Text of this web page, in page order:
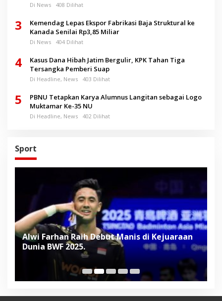
Di News 408 Dilihat
3
Kemendag Lepas Ekspor Fabrikasi Baja Struktural ke
Kanada Senilai Rp3,85 Miliar
Di News 404 Dilihat
4
Kasus Dana Hibah Jatim Bergulir, KPK Tahan Tiga
Tersangka Pemberi Suap
Di Headline, News 403 Dilihat
5
PBNU Tetapkan Karya Alumnus Langitan sebagai Logo
Muktamar Ke-35 NU
Di Headline, News 402 Dilihat
Sport
Alwi Farhan Raih Debut Manis di Kejuaraan
Dunia BWF 2025.